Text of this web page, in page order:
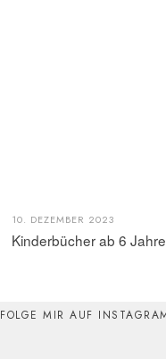
10. DEZEMBER 2023
Kinderbücher ab 6
FOLGE MIR AUF